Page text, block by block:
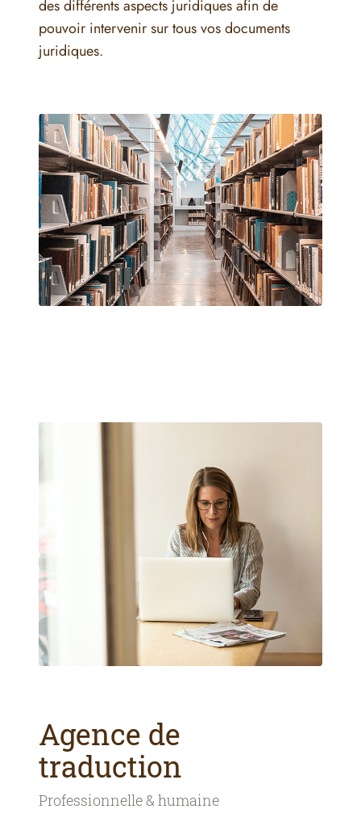
des différents aspects juridiques afin de
pouvoir intervenir sur tous vos documents
juridiques.
Agence de
traduction
Professionnelle & humaine